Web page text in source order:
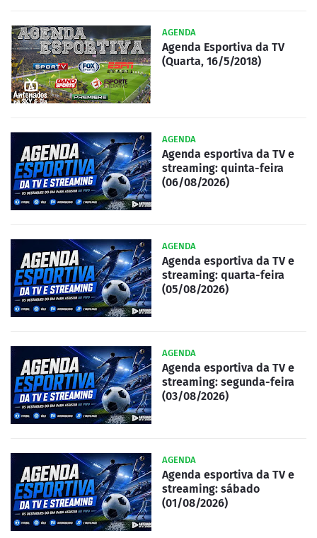
AGENDA
Agenda Esportiva da TV
(Quarta, 16/5/2018)
AGENDA
Agenda esportiva da TV e
streaming: quinta-feira
(06/08/2026)
AGENDA
Agenda esportiva da TV e
streaming: quarta-feira
(05/08/2026)
AGENDA
Agenda esportiva da TV e
streaming: segunda-feira
(03/08/2026)
AGENDA
Agenda esportiva da TV e
streaming: sábado
(01/08/2026)